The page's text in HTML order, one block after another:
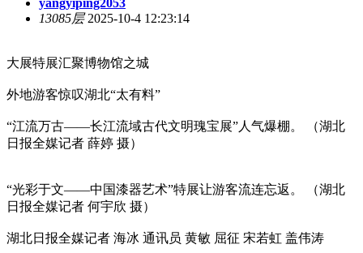
13085层2025-10-4 12:23:14
大展特展汇聚博物馆之城
外地游客惊叹湖北“太有料”
“江流万古——长江流域古代文明瑰宝展”人气爆棚。 （湖北
日报全媒记者 薛婷 摄）
“光彩于文——中国漆器艺术”特展让游客流连忘返。 （湖北
日报全媒记者 何宇欣 摄）
湖北日报全媒记者 海冰 通讯员 黄敏 屈征 宋若虹 盖伟涛